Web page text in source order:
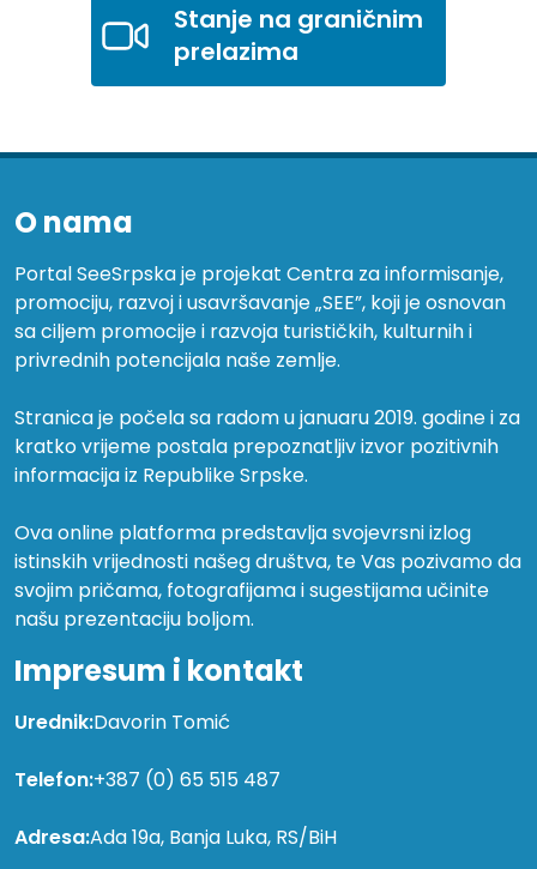
Stanje na graničnim
prelazima
O nama
Portal SeeSrpska je projekat Centra za informisanje,
promociju, razvoj i usavršavanje „SEE”, koji je osnovan
sa ciljem promocije i razvoja turističkih, kulturnih i
privrednih potencijala naše zemlje.
Stranica je počela sa radom u januaru 2019. godine i za
kratko vrijeme postala prepoznatljiv izvor pozitivnih
informacija iz Republike Srpske.
Ova online platforma predstavlja svojevrsni izlog
istinskih vrijednosti našeg društva, te Vas pozivamo da
svojim pričama, fotografijama i sugestijama učinite
našu prezentaciju boljom.
Impresum i kontakt
Urednik:Davorin Tomić
Telefon:+387 (0) 65 515 487
Adresa:Ada 19a, Banja Luka, RS/BiH